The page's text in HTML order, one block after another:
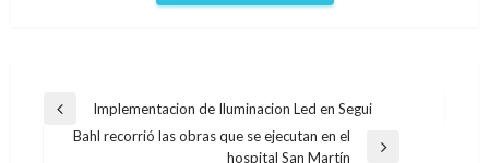
Navegación
Entrada
anterior
Implementacion de Iluminacion Led en Segui
Bahl recorrió las obras que se ejecutan en el
hospital San Martín